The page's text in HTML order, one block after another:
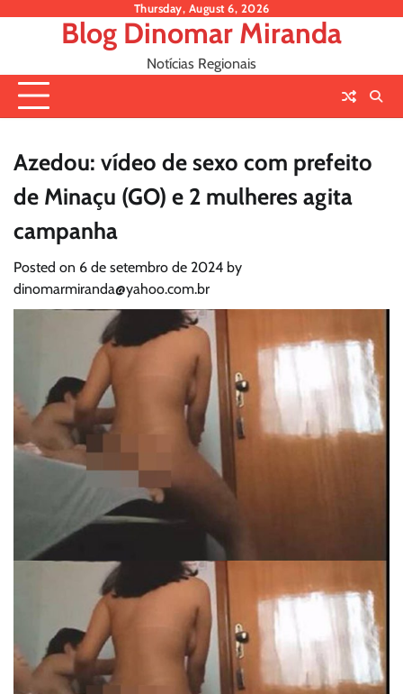
Thursday, August 6, 2026
Blog Dinomar Miranda
Notícias Regionais
Azedou: vídeo de sexo com prefeito
de Minaçu (GO) e 2 mulheres agita
campanha
Posted on 6 de setembro de 2024 by
dinomarmiranda@yahoo.com.br